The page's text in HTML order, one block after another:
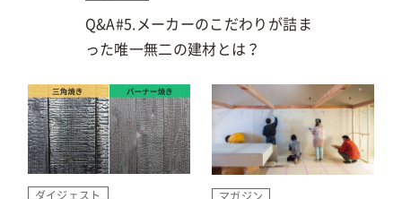
Q&A#5.メーカーのこだわりが詰ま
った唯一無二の建材とは？
ダイジェスト